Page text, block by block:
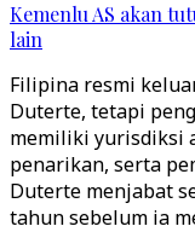
Kemenlu AS akan
lain
Filipina resmi
Duterte, tetapi
memiliki yurisdiksi
penarikan, serta
Duterte menjabat
tahun sebelum ia